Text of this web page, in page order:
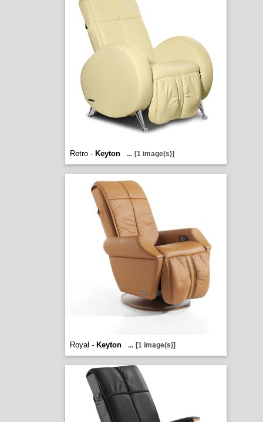
Retro - Keyton ... [1 image(s)]
Royal - Keyton ... [1 image(s)]